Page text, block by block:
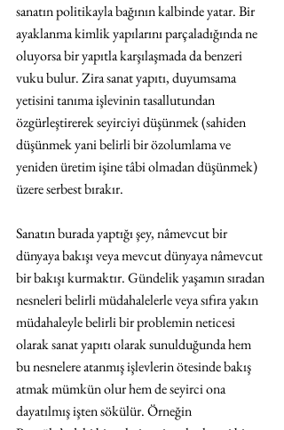
sanatın politikayla bağının kalbinde yatar. Bir
ayaklanma kimlik yapılarını parçaladığında ne
oluyorsa bir yapıtla karşılaşmada da benzeri
vuku bulur. Zira sanat yapıtı, duyumsama
yetisini tanıma işlevinin tasallutundan
özgürleştirerek seyirciyi düşünmek (sahiden
düşünmek yani belirli bir özolumlama ve
yeniden üretim işine tâbi olmadan düşünmek)
üzere serbest bırakır.
Sanatın burada yaptığı şey, nâmevcut bir
dünyaya bakışı veya mevcut dünyaya nâmevcut
bir bakışı kurmaktır. Gündelik yaşamın sıradan
nesneleri belirli müdahalelerle veya sıfıra yakın
müdahaleyle belirli bir problemin neticesi
olarak sanat yapıtı olarak sunulduğunda hem
bu nesnelere atanmış işlevlerin ötesinde bakış
atmak mümkün olur hem de seyirci ona
dayatılmış işten sökülür. Örneğin